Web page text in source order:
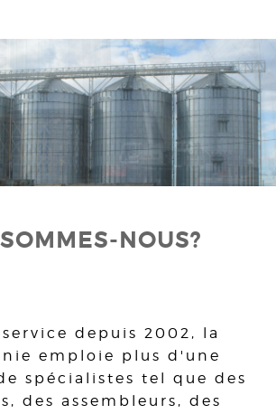
NOUS?
depuis 2002, la
emploie plus d'une
spécialistes tel que des
des assembleurs, des